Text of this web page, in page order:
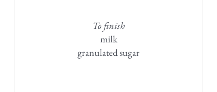
To finish
milk
granulated sugar